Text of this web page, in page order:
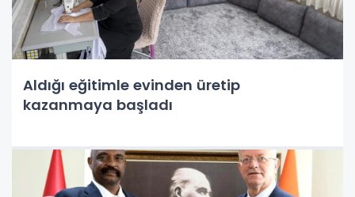
Aldığı eğitimle evinden üretip
kazanmaya başladı